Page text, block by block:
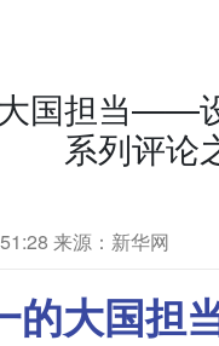
国担当——
系列评论
来源：新华网
的大国